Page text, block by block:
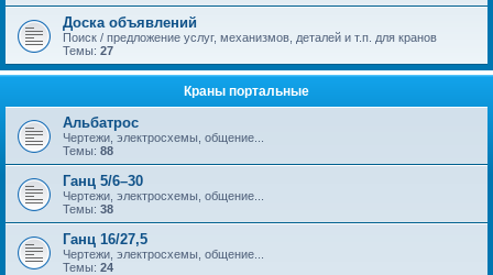
Доска объявлений
Поиск / предложение услуг, механизмов, деталей и т.п. для кранов
Темы: 27
Краны портальные
Альбатрос
Чертежи, электросхемы, общение...
Темы: 88
Ганц 5/6–30
Чертежи, электросхемы, общение...
Темы: 38
Ганц 16/27,5
Чертежи, электросхемы, общение...
Темы: 24